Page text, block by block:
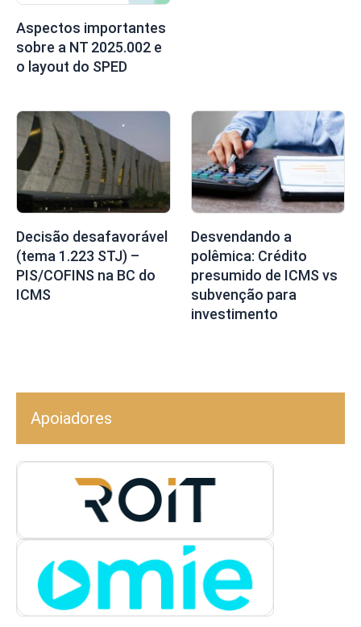
Aspectos importantes
sobre a NT 2025.002 e
o layout do SPED
Decisão desafavorável
(tema 1.223 STJ) –
PIS/COFINS na BC do
ICMS
Desvendando a
polêmica: Crédito
presumido de ICMS vs
subvenção para
investimento
Apoiadores